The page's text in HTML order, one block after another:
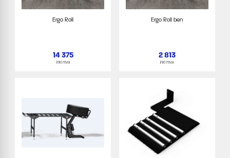
Ergo Roll
14 375
inkl mva
Ergo Roll ben
2 813
inkl mva